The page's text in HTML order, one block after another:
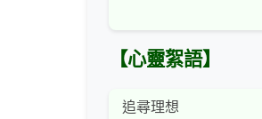
【心靈絮語】
追尋理想